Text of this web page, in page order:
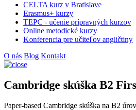
CELTA kurz v Bratislave
Erasmus+ kurzy
TEPC - učenie prípravných kurzov
Online metodické kurzy
Konferencia pre učiteľov angličtiny
O nás Blog Kontakt
Cambridge skúška B2
Paper-based Cambridge skúška na B2